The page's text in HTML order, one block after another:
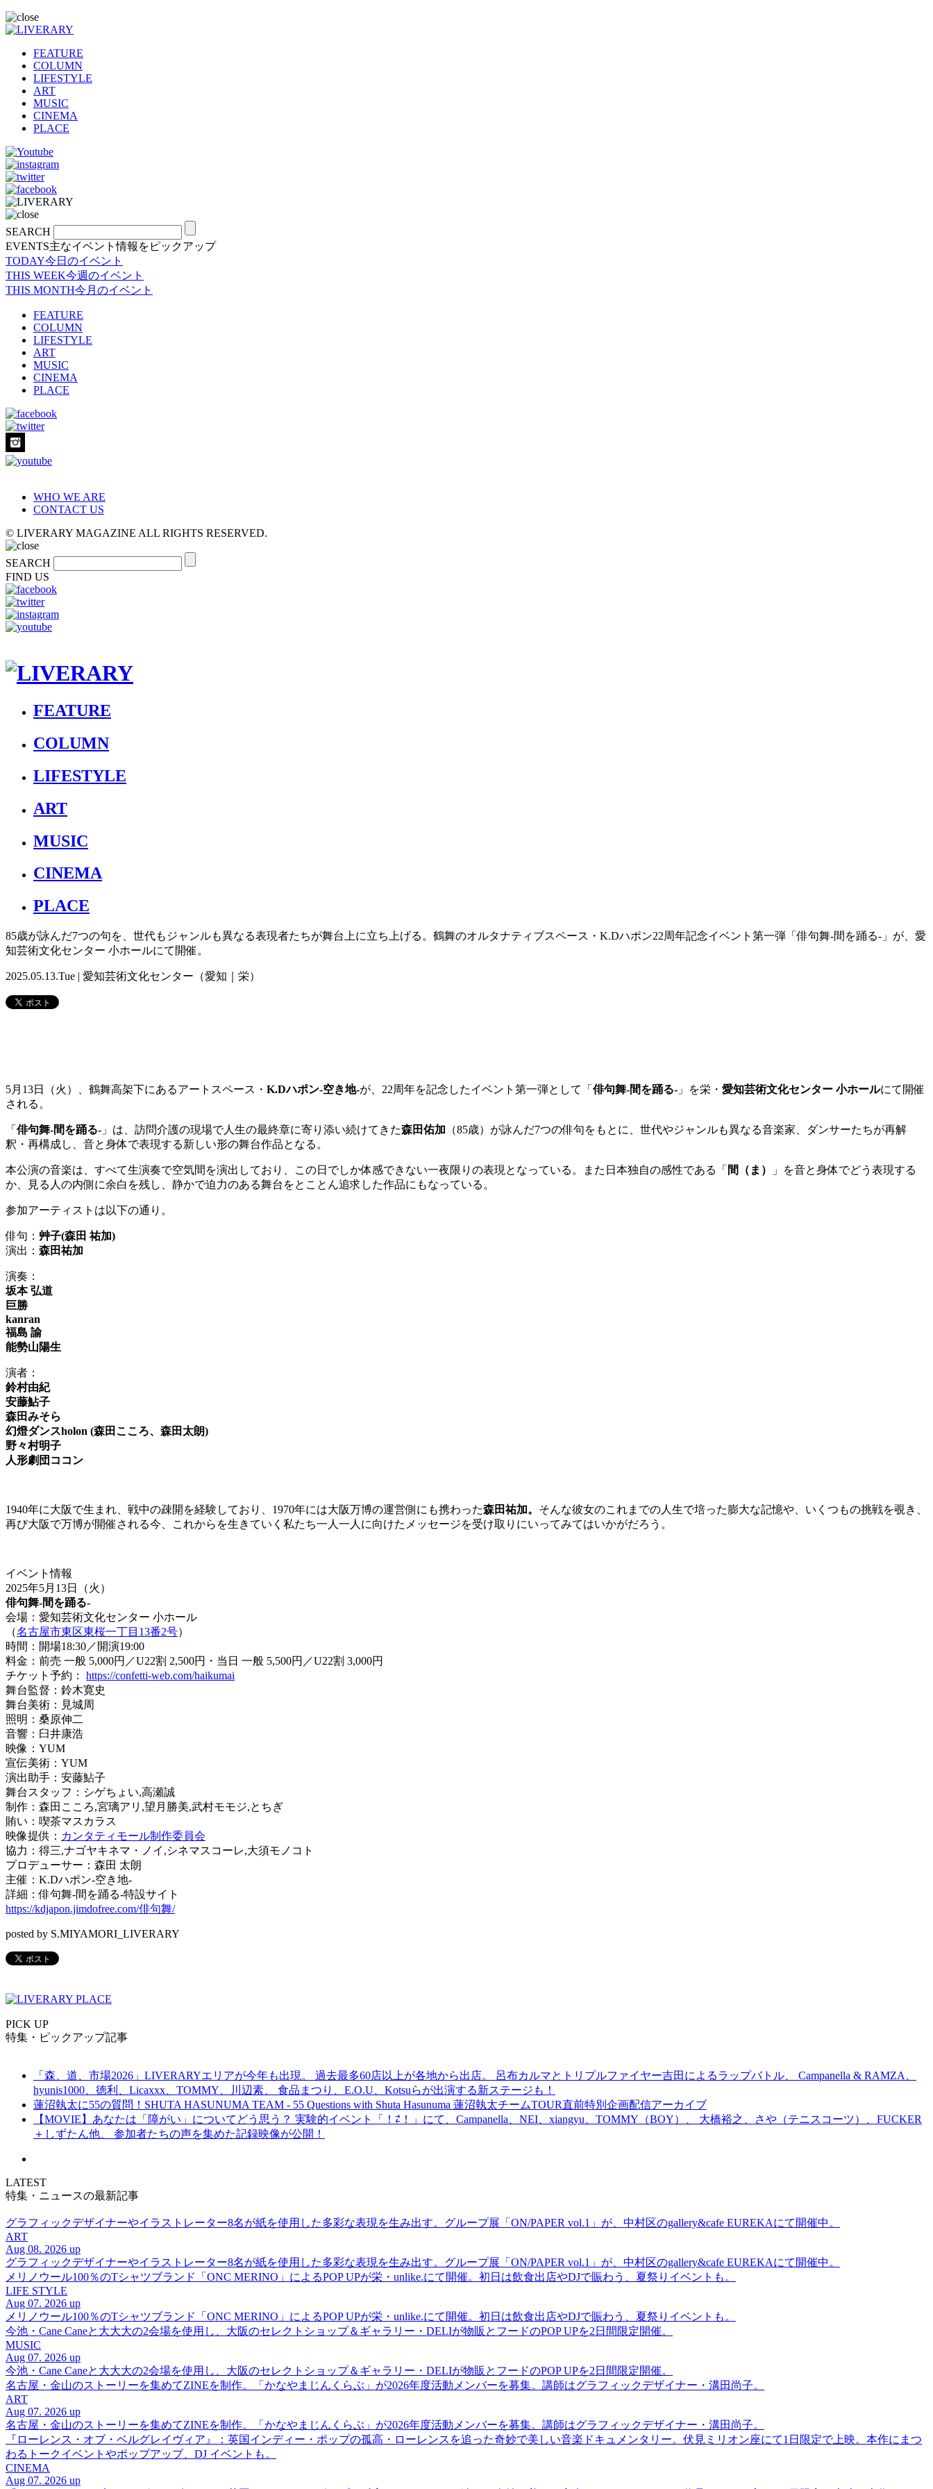
FEATURE
COLUMN
LIFESTYLE
ART
MUSIC
CINEMA
PLACE
SEARCH
EVENTS主なイベント情報をピックアップ
TODAY今日のイベント
THIS WEEK今週のイベント
THIS MONTH今月のイベント
FEATURE
COLUMN
LIFESTYLE
ART
MUSIC
CINEMA
PLACE
WHO WE ARE
CONTACT US
© LIVERARY MAGAZINE ALL RIGHTS RESERVED.
SEARCH
FIND US
FEATURE
COLUMN
LIFESTYLE
ART
MUSIC
CINEMA
PLACE
85歳が詠んだ7つの句を、世代もジャンルも異なる表現者たちが舞台上に立ち上げる。鶴舞のオルタナティブスペース・K.Dハポン22周年記念イベント第一弾「俳句舞-間を踊る-」が、愛
知芸術文化センター 小ホールにて開催。
2025.05.13.Tue | 愛知芸術文化センター（愛知｜栄）
5月13日（火）、鶴舞高架下にあるアートスペース・ K.Dハポン-空き地-が、22周年を記念したイベント第一弾として「 俳句舞-間を踊る- 」を栄・ 愛知芸術文化センター 小ホールにて開催
される。
「 俳句舞-間を踊る- 」は、訪問介護の現場で人生の最終章に寄り添い続けてきた森田佑加 （85歳）が詠んだ7つの俳句をもとに、世代やジャンルも異なる音楽家、ダンサーたちが再解
釈・再構成し、音と身体で表現する新しい形の舞台作品となる。
本公演の音楽は、すべて生演奏で空気間を演出しており、この日でしか体感できない一夜限りの表現となっている。また日本独自の感性である「 間（ま）
」を音と身体でどう表現する
か、見る人の内側に余白を残し、静かで迫力のある舞台をとことん追求した作品にもなっている。
参加アーティストは以下の通り。
俳句： 艸子(森田 祐加)
演出： 森田祐加
演奏：
坂本 弘道
巨勝
kanran
福島 諭
能勢山陽生
演者：
鈴村由紀
安藤鮎子
森田みそら
幻燈ダンスholon (森田こころ、森田太朗)
野々村明子
人形劇団ココン
1940年に大阪で生まれ、戦中の疎開を経験しており、1970年には大阪万博の運営側にも携わった森田祐加。 そんな彼女のこれまでの人生で培った膨大な記憶や、いくつもの挑戦を覗き、
再び大阪で万博が開催される今、これからを生きていく私たち一人一人に向けたメッセージを受け取りにいってみてはいかがだろう。
イベント情報
2025年5月13日（火）
俳句舞-間を踊る-
会場：愛知芸術文化センター 小ホール
（名古屋市東区東桜一丁目13番2号）
時間：開場18:30／開演19:00
料金：前売 一般 5,000円／U22割 2,500円・当日 一般 5,500円／U22割 3,000円
チケット予約： https://confetti-web.com/haikumai
舞台監督：鈴木寛史
舞台美術：見城周
照明：桑原伸二
音響：臼井康浩
映像：YUM
宣伝美術：YUM
演出助手：安藤鮎子
舞台スタッフ：シゲちょい,高瀬誠
制作：森田こころ,宮璃アリ,望月勝美,武村モモジ,とちぎ
賄い：喫茶マスカラス
映像提供： カンタティモール制作委員会
協力：得三,ナゴヤキネマ・ノイ,シネマスコーレ,大須モノコト
プロデューサー：森田 太朗
主催：K.Dハポン-空き地-
詳細：俳句舞-間を踊る-特設サイト
https://kdjapon.jimdofree.com/俳句舞/
posted by S.MIYAMORI_LIVERARY
PICK UP
特集・ピックアップ記事
「森、道、市場2026」LIVERARYエリアが今年も出現。 過去最多60店以上が各地から出店。 呂布カルマとトリプルファイヤー吉田によるラップバトル、 Campanella & RAMZA、
hyunis1000、徳利、Licaxxx、TOMMY、川辺素、 食品まつり、E.O.U、Kotsuらが出演する新ステージも！
蓮沼執太に55の質問！SHUTA HASUNUMA TEAM - 55 Questions with Shuta Hasunuma 蓮沼執太チームTOUR直前特別企画配信アーカイブ
【MOVIE】あなたは「障がい」についてどう思う？ 実験的イベント「！⇄！」にて、Campanella、NEI、xiangyu、TOMMY（BOY）、 大橋裕之、さや（テニスコーツ）、FUCKER
＋しずたん他、 参加者たちの声を集めた記録映像が公開！
LATEST
特集・ニュースの最新記事
グラフィックデザイナーやイラストレーター8名が紙を使用した多彩な表現を生み出す。グループ展「ON/PAPER vol.1」が、中村区のgallery&cafe EUREKAにて開催中。
ART
Aug 08. 2026 up
グラフィックデザイナーやイラストレーター8名が紙を使用した多彩な表現を生み出す。グループ展「ON/PAPER vol.1」が、中村区のgallery&cafe EUREKAにて開催中。
メリノウール100％のTシャツブランド「ONC MERINO」によるPOP UPが栄・unlike.にて開催。初日は飲食出店やDJで賑わう、夏祭りイベントも。
LIFE STYLE
Aug 07. 2026 up
メリノウール100％のTシャツブランド「ONC MERINO」によるPOP UPが栄・unlike.にて開催。初日は飲食出店やDJで賑わう、夏祭りイベントも。
今池・Cane Caneと大大大の2会場を使用し、大阪のセレクトショップ＆ギャラリー・DELIが物販とフードのPOP UPを2日間限定開催。
MUSIC
Aug 07. 2026 up
今池・Cane Caneと大大大の2会場を使用し、大阪のセレクトショップ＆ギャラリー・DELIが物販とフードのPOP UPを2日間限定開催。
名古屋・金山のストーリーを集めてZINEを制作。「かなやまじんくらぶ」が2026年度活動メンバーを募集。講師はグラフィックデザイナー・溝田尚子。
ART
Aug 07. 2026 up
名古屋・金山のストーリーを集めてZINEを制作。「かなやまじんくらぶ」が2026年度活動メンバーを募集。講師はグラフィックデザイナー・溝田尚子。
『ローレンス・オブ・ベルグレイヴィア』：英国インディー・ポップの孤高・ローレンスを追った奇妙で美しい音楽ドキュメンタリー。伏見ミリオン座にて1日限定で上映。本作にまつ
わるトークイベントやポップアップ、DJ イベントも。
CINEMA
Aug 07. 2026 up